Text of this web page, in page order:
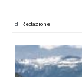
di Redazione